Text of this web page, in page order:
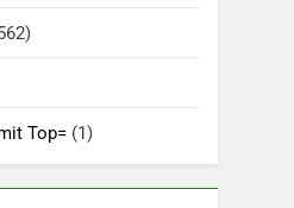
Top= (1)